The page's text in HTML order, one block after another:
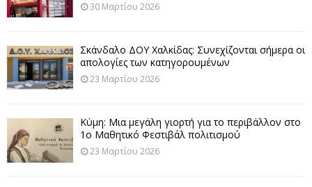
30 Μαρτίου 2026
Σκάνδαλο ΔΟΥ Χαλκίδας: Συνεχίζονται σήμερα οι
απολογίες των κατηγορουμένων
23 Μαρτίου 2026
Κύμη: Μια μεγάλη γιορτή για το περιβάλλον στο
1ο Μαθητικό Φεστιβάλ πολιτισμού
23 Μαρτίου 2026